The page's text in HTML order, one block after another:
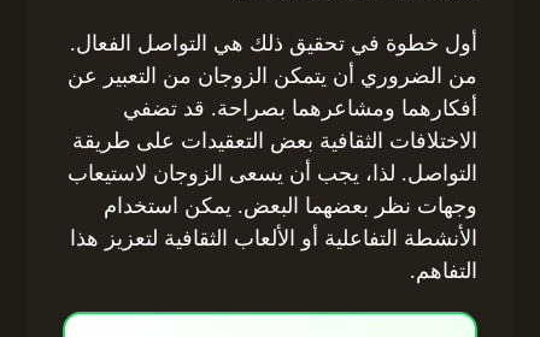
أول خطوة في تحقيق ذلك هي التواصل الفعال.
من الضروري أن يتمكن الزوجان من التعبير عن
أفكارهما ومشاعرهما بصراحة. قد تضفي
الاختلافات الثقافية بعض التعقيدات على طريقة
التواصل. لذا، يجب أن يسعى الزوجان لاستيعاب
وجهات نظر بعضهما البعض. يمكن استخدام
الأنشطة التفاعلية أو الألعاب الثقافية لتعزيز هذا
التفاهم.